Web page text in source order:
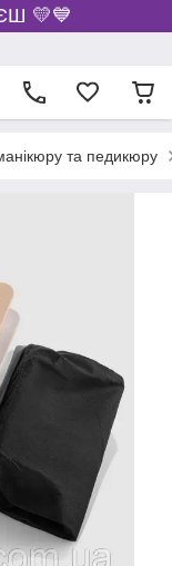
💛💙
та педикюру